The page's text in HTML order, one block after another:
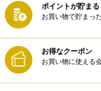
ポイントが貯まる
お買い物で貯まっ
お得なクーポン
お買い物に使える